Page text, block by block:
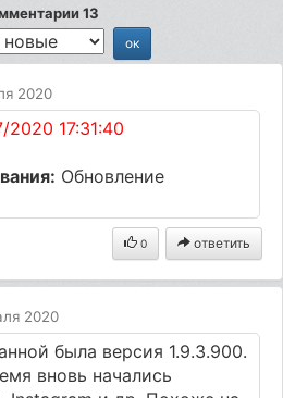
13
2020
2020 17:31:40
Обновление
0 ответить
2020
была версия 1.9.3.900.
вновь начались